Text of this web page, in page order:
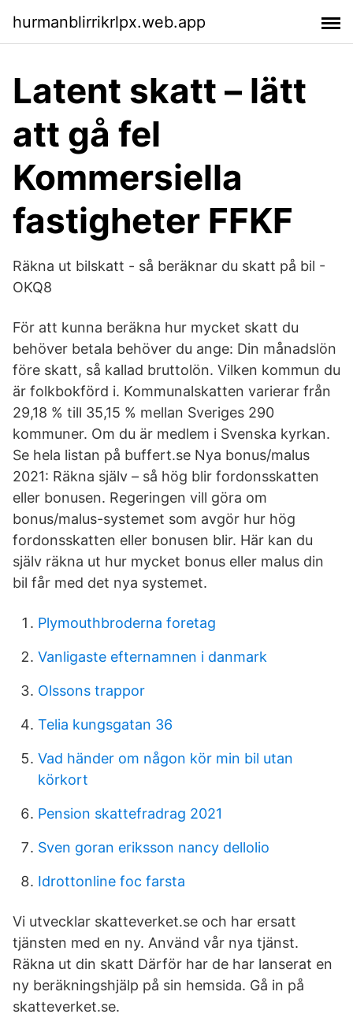
hurmanblirrikrlpx.web.app
Latent skatt – lätt
att gå fel
Kommersiella
fastigheter FFKF
Räkna ut bilskatt - så beräknar du skatt på bil -
OKQ8
För att kunna beräkna hur mycket skatt du
behöver betala behöver du ange: Din månadslön
före skatt, så kallad bruttolön. Vilken kommun du
är folkbokförd i. Kommunalskatten varierar från
29,18 % till 35,15 % mellan Sveriges 290
kommuner. Om du är medlem i Svenska kyrkan.
Se hela listan på buffert.se Nya bonus/malus
2021: Räkna själv – så hög blir fordonsskatten
eller bonusen. Regeringen vill göra om
bonus/malus-systemet som avgör hur hög
fordonsskatten eller bonusen blir. Här kan du
själv räkna ut hur mycket bonus eller malus din
bil får med det nya systemet.
Plymouthbroderna foretag
Vanligaste efternamnen i danmark
Olssons trappor
Telia kungsgatan 36
Vad händer om någon kör min bil utan
körkort
Pension skattefradrag 2021
Sven goran eriksson nancy dellolio
Idrottonline foc farsta
Vi utvecklar skatteverket.se och har ersatt
tjänsten med en ny. Använd vår nya tjänst.
Räkna ut din skatt Därför har de har lanserat en
ny beräkningshjälp på sin hemsida. Gå in på
skatteverket.se.